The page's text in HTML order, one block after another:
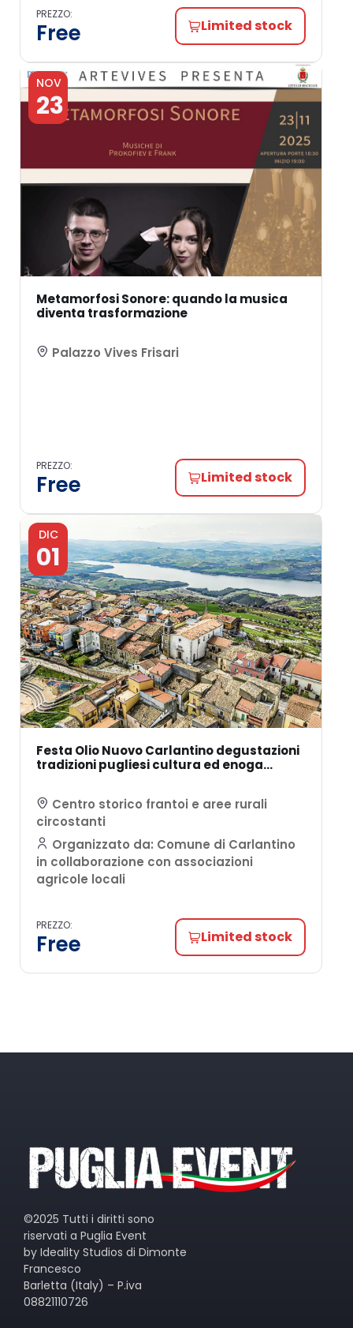
PREZZO:
Free Limited stock
NOV
23
Metamorfosi Sonore: quando la musica
diventa trasformazione
Palazzo Vives Frisari
PREZZO:
Free Limited stock
DIC
01
Festa Olio Nuovo Carlantino degustazioni
tradizioni pugliesi cultura ed enoga...
Centro storico frantoi e aree rurali
circostanti
Organizzato da: Comune di Carlantino
in collaborazione con associazioni
agricole locali
PREZZO:
Free Limited stock
©2025 Tutti i diritti sono
riservati a Puglia Event
by Ideality Studios di Dimonte
Francesco
Barletta (Italy) – P.iva
08821110726